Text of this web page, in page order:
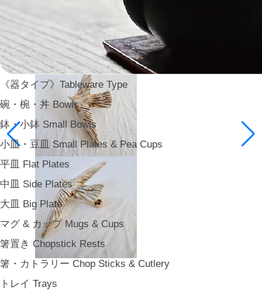
《器タイプ》Tableware Type
碗・椀・丼 Bowls
鉢・小鉢 Small Bowls
小皿・豆皿 Small Plates & Pea Cups
平皿 Flat Plates
中皿 Side Plates
大皿 Big Plate
マグ & カップ Mugs & Cups
箸置き Chopstick Rests
箸・カトラリー Chop Sticks & Cutlery
トレイ Trays